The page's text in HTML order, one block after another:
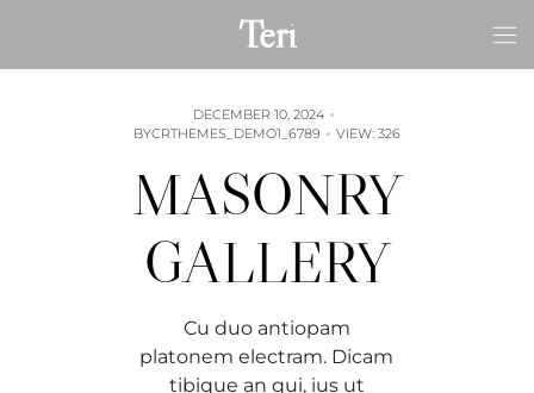
content
Teri
DECEMBER 10, 2024
BYCRTHEMES_DEMO1_6789 VIEW: 326
MASONRY
GALLERY
Cu duo antiopam
platonem electram. Dicam
tibique an qui, ius ut